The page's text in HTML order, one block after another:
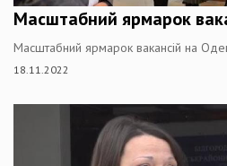
Масштабний ярмарок
Масштабний ярмарок вакансій на
18.11.2022